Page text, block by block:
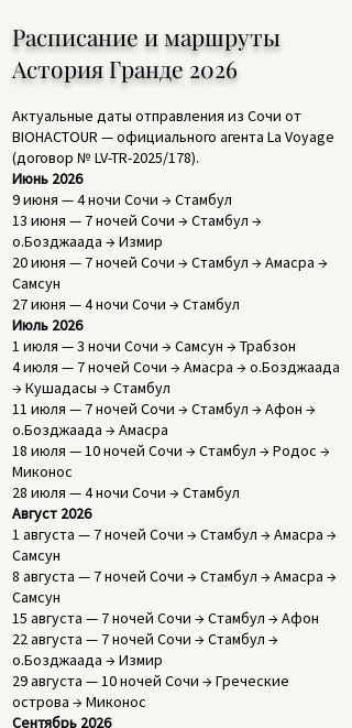
Расписание и маршруты
Астория Гранде 2026
Актуальные даты отправления из Сочи от
BIOHACTOUR — официального агента La Voyage
(договор № LV-TR-2025/178).
Июнь 2026
9 июня — 4 ночи Сочи → Стамбул
13 июня — 7 ночей Сочи → Стамбул →
о.Бозджаада → Измир
20 июня — 7 ночей Сочи → Стамбул → Амасра →
Самсун
27 июня — 4 ночи Сочи → Стамбул
Июль 2026
1 июля — 3 ночи Сочи → Самсун → Трабзон
4 июля — 7 ночей Сочи → Амасра → о.Бозджаада
→ Кушадасы → Стамбул
11 июля — 7 ночей Сочи → Стамбул → Афон →
о.Бозджаада → Амасра
18 июля — 10 ночей Сочи → Стамбул → Родос →
Миконос
28 июля — 4 ночи Сочи → Стамбул
Август 2026
1 августа — 7 ночей Сочи → Стамбул → Амасра →
Самсун
8 августа — 7 ночей Сочи → Стамбул → Амасра →
Самсун
15 августа — 7 ночей Сочи → Стамбул → Афон
22 августа — 7 ночей Сочи → Стамбул →
о.Бозджаада → Измир
29 августа — 10 ночей Сочи → Греческие
острова → Миконос
Сентябрь 2026